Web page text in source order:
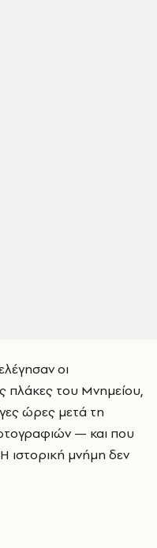
οι
πλάκες του Μνημείου,
ώρες μετά τη
— και που
ιστορική μνήμη δεν